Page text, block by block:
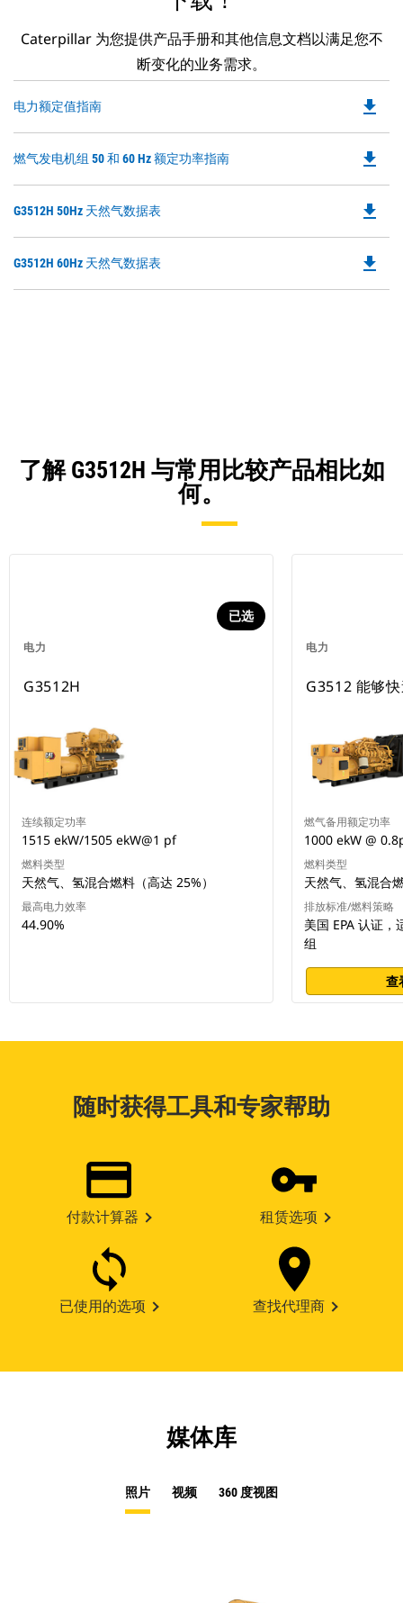
Caterpillar 为您提供产品手册和其他信息文档以满足您不
断变化的业务需求。
电力额定值指南
a
file_download
燃气发电机组 50 和 60 Hz 额定功率指南
a
file_download
G3512H 50Hz 天然气数据表
a
file_download
G3512H 60Hz 天然气数据表 file_download
了解 G3512H 与常用比较产品相比如
何。
电力
已选
G3512H
连续额定功率
1515 ekW/1505 ekW@1 pf
燃料类型
天然气、氢混合燃料（高达 25%）
最高电力效率
44.90%
电力
G3512 能够
燃气备用额定功率
1000 ekW @
燃料类型
天然气、氢混合
排放标准/燃料策略
美国 EPA 认证
组
查
随时获得工具和专家帮助
付款计算器 租赁选项
已使用的选项 查找代理商
媒体库
照片 视频 360 度视图